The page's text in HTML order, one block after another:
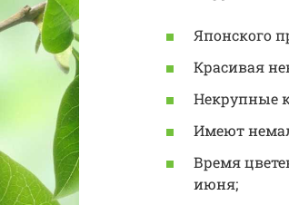
Японского
Красивая
Некрупные
Имеют
Время
июня;